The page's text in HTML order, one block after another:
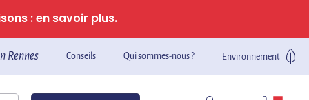
: en savoir plus.
Rennes Conseils Qui sommes-nous ? Environnement